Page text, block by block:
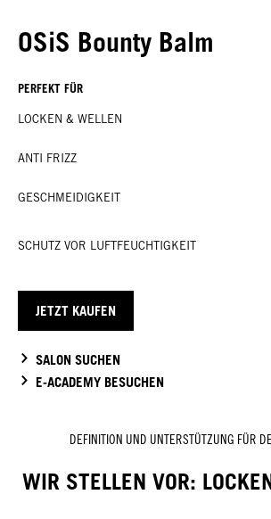
OSiS Bounty Balm
PERFEKT FÜR
LOCKEN & WELLEN
ANTI FRIZZ
GESCHMEIDIGKEIT
SCHUTZ VOR LUFTFEUCHTIGKEIT
JETZT KAUFEN
SALON SUCHEN
E-ACADEMY BESUCHEN
DEFINITION UND UNTERSTÜTZUNG FÜR
WIR STELLEN VOR: